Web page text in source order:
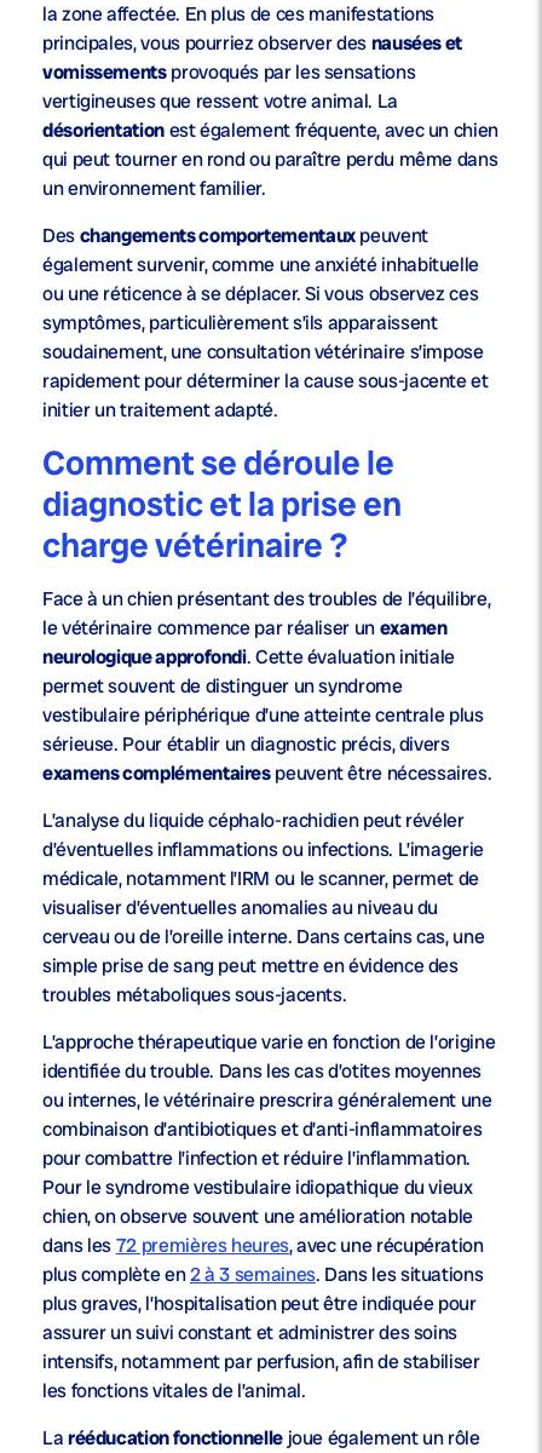
la zone affectée. En plus de ces manifestations
principales, vous pourriez observer desnausées et
vomissementsprovoqués par les sensations
vertigineuses que ressent votre animal. La
désorientationest également fréquente, avec un chien
qui peut tourner en rond ou paraître perdu même dans
un environnement familier.
Deschangements comportementauxpeuvent
également survenir, comme une anxiété inhabituelle
ou une réticence à se déplacer. Si vous observez ces
symptômes, particulièrement s’ils apparaissent
soudainement, une consultation vétérinaire s’impose
rapidement pour déterminer la cause sous-jacente et
initier un traitement adapté.
Comment se déroule le
diagnostic et la prise en
charge vétérinaire ?
Face à un chien présentant des troubles de l’équilibre,
le vétérinaire commence par réaliser unexamen
neurologique approfondi. Cette évaluation initiale
permet souvent de distinguer un syndrome
vestibulaire périphérique d’une atteinte centrale plus
sérieuse. Pour établir un diagnostic précis, divers
examens complémentairespeuvent être nécessaires.
L’analyse du liquide céphalo-rachidien peut révéler
d’éventuelles inflammations ou infections. L’imagerie
médicale, notamment l’IRM ou le scanner, permet de
visualiser d’éventuelles anomalies au niveau du
cerveau ou de l’oreille interne. Dans certains cas, une
simple prise de sang peut mettre en évidence des
troubles métaboliques sous-jacents.
L’approche thérapeutique varie en fonction de l’origine
identifiée du trouble. Dans les cas d’otites moyennes
ou internes, le vétérinaire prescrira généralement une
combinaison d’antibiotiques et d’anti-inflammatoires
pour combattre l’infection et réduire l’inflammation.
Pour le syndrome vestibulaire idiopathique du vieux
chien, on observe souvent une amélioration notable
dans les72 premières heures, avec une récupération
plus complète en2 à 3 semaines. Dans les situations
plus graves, l’hospitalisation peut être indiquée pour
assurer un suivi constant et administrer des soins
intensifs, notamment par perfusion, afin de stabiliser
les fonctions vitales de l’animal.
Larééducation fonctionnellejoue également un rôle